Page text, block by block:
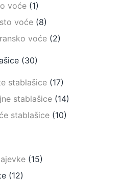
voće (1)
voće (8)
voće (2)
(30)
stablašice (17)
stablašice (14)
stablašice (10)
(15)
(12)